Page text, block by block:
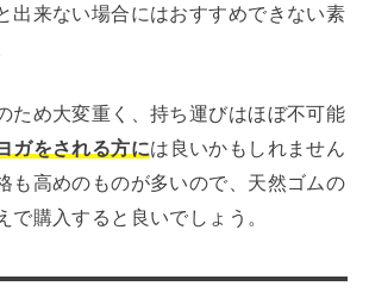
出来ない場合にはおすすめできない素
ため大変重く、持ち運びはほぼ不可能
ガをされる方には良いかもしれません
も高めのものが多いので、天然ゴムの
で購入すると良いでしょう。